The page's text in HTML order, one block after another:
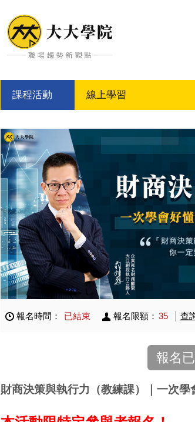
課程活動 線上學習
報名時間： 已結束 報名限額： 35 查
報名
財商決策與執行力（教練課）｜一次